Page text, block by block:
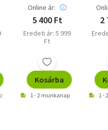
Online ár:
5 400 Ft
Eredeti ár: 5 999
Ft
Kosárba
1 - 2 munkanap
2
1 -